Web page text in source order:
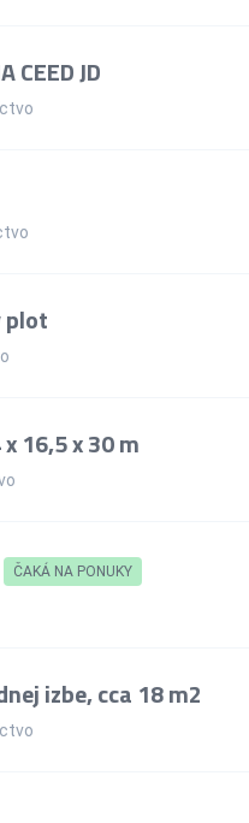
JD
plot
16,5 x 30 m
ČAKÁ NA PONUKY
izbe, cca 18 m2